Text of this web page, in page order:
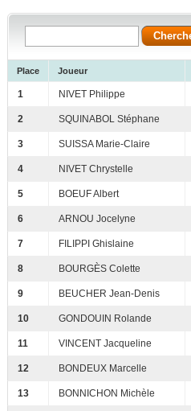
Place Joueur
1 NIVET Philippe
2 SQUINABOL Stéphane
3 SUISSA Marie-Claire
4 NIVET Chrystelle
5 BOEUF Albert
6 ARNOU Jocelyne
7 FILIPPI Ghislaine
8 BOURGÈS Colette
9 BEUCHER Jean-Denis
10 GONDOUIN Rolande
11 VINCENT Jacqueline
12 BONDEUX Marcelle
13 BONNICHON Michèle